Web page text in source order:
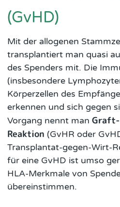
(GvHD)
Mit der allogenen
transplantiert man quasi
des Spenders mit. Die
(insbesondere
Körperzellen des
erkennen und sich gegen
Vorgang nennt man
Reaktion (GvHR oder
Transplantat-gegen-Wirt-
für eine GvHD ist umso
HLA-Merkmale von
übereinstimmen.